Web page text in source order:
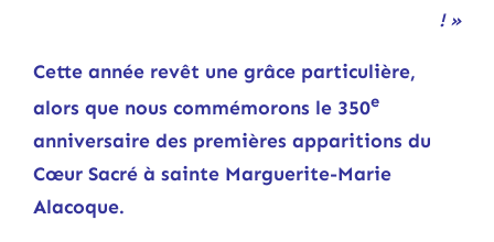
! »
Cette année revêt une grâce particulière,
alors que nous commémorons le 350e
anniversaire des premières apparitions du
Cœur Sacré à sainte Marguerite-Marie
Alacoque.